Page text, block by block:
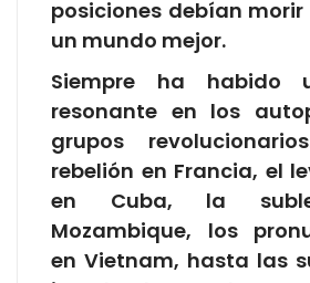
posiciones debían
un mundo mejor.
Siempre ha habido
resonante en los
grupos
rebelión en Francia, el
en Cuba, la
Mozambique, los
en Vietnam, hasta las